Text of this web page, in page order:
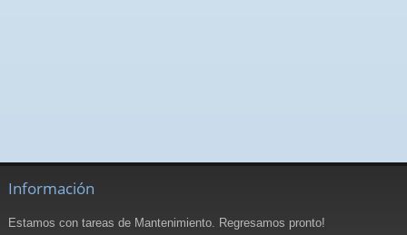
Información
Estamos con tareas de Mantenimiento. Regresamos pronto!